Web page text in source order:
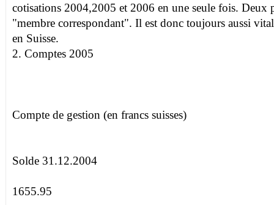
cotisations 2004,2005 et 2006 en une seule fois. Deux
"membre correspondant". Il est donc toujours aussi
en Suisse.
2. Comptes 2005
Compte de gestion (en francs suisses)
Solde 31.12.2004
1655.95